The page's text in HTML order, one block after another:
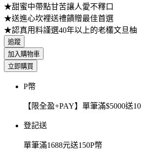
★甜蜜中帶點甘苦讓人愛不釋口
★送進心坎裡送禮饋贈最佳首選
★認真用料謹選40年以上的老欉文旦柚
追蹤
加入購物車
立即購買
P幣
【限全盈+PAY】單筆滿$5000送
登記送
單筆滿1688元送150P幣